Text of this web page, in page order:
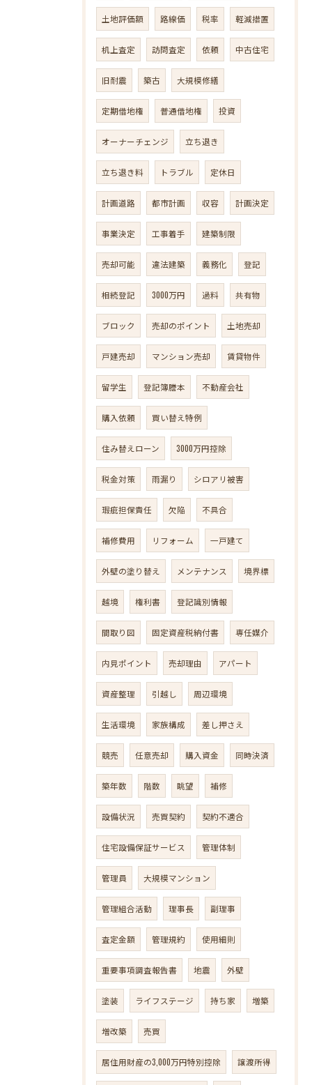
土地評価額 路線価 税率 軽減措置
机上査定 訪問査定 依頼 中古住宅
旧耐震 築古 大規模修繕
定期借地権 普通借地権 投資
オーナーチェンジ 立ち退き
立ち退き料 トラブル 定休日
計画道路 都市計画 収容 計画決定
事業決定 工事着手 建築制限
売却可能 違法建築 義務化 登記
相続登記 3000万円 過料 共有物
ブロック 売却のポイント 土地売却
戸建売却 マンション売却 賃貸物件
留学生 登記簿謄本 不動産会社
購入依頼 買い替え特例
住み替えローン 3000万円控除
税金対策 雨漏り シロアリ被害
瑕疵担保責任 欠陥 不具合
補修費用 リフォーム 一戸建て
外壁の塗り替え メンテナンス 境界標
越境 権利書 登記識別情報
間取り図 固定資産税納付書 専任媒介
内見ポイント 売却理由 アパート
資産整理 引越し 周辺環境
生活環境 家族構成 差し押さえ
競売 任意売却 購入資金 同時決済
築年数 階数 眺望 補修
設備状況 売買契約 契約不適合
住宅設備保証サービス 管理体制
管理員 大規模マンション
管理組合活動 理事長 副理事
査定金額 管理規約 使用細則
重要事項調査報告書 地震 外壁
塗装 ライフステージ 持ち家 増築
増改築 売買
居住用財産の3,000万円特別控除 譲渡所得